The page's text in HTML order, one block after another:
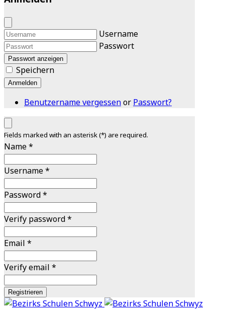
Username
Passwort
Passwort anzeigen
Speichern
Anmelden
Benutzername vergessenor Passwort?
Fields marked with an asterisk (*) are required.
Name *
Username *
Password *
Verify password *
Email *
Verify email *
Registrieren